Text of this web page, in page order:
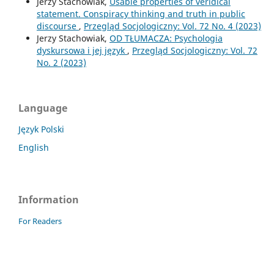
statement. Conspiracy thinking and truth in public
discourse , Przegląd Socjologiczny: Vol. 72 No. 4 (2023)
Jerzy Stachowiak, OD TŁUMACZA: Psychologia
dyskursowa i jej język , Przegląd Socjologiczny: Vol. 72
No. 2 (2023)
Language
Język Polski
English
Information
For Readers